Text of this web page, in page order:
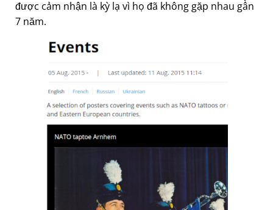
được cảm nhận là kỳ lạ vì họ đã không gặp nhau gần
7 năm.